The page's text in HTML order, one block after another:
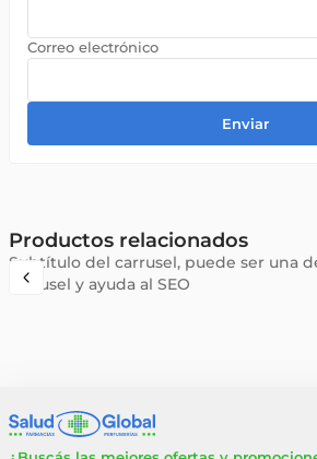
Enviar
Productos relacionados
Subtítulo del carrusel, puede ser una
carrusel y ayuda al SEO